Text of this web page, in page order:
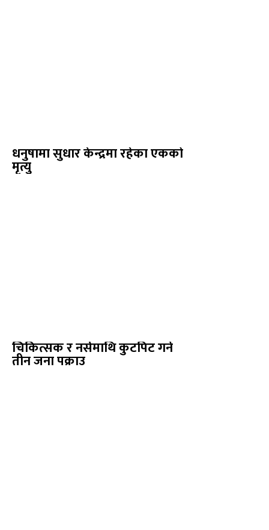
धनुषामा सुधार केन्द्रमा रहेका एकको
मृत्यु
चिकित्सक र नर्समाथि कुटपिट गर्ने
तीन जना पक्राउ